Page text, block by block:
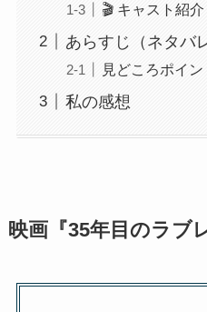
🎬 キャスト紹介
あらすじ（ネタバ
見どころポイン
私の感想
映画『35年目のラブ